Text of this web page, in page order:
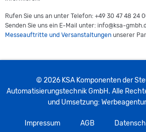
Rufen Sie uns an unter Telefon: +49 30 47 48 24
Senden Sie uns ein E-Mail unter: info@ksa-
Messeauftritte und Versanstaltungen unserer
© 2026 KSA Komponenten der
Automatisierungstechnik GmbH. Alle
und Umsetzung: Werbeagentur
Impressum AGB